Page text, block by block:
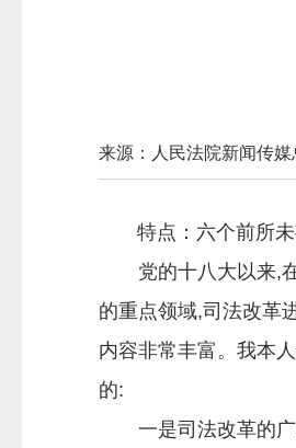
来源：人民法院新闻传媒
特点：六个前所未
党的十八大以来,在
的重点领域,司法改革
内容非常丰富。我本
的:
一是司法改革的广